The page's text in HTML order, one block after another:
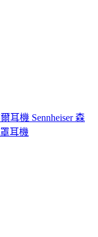
耳機 Sennheiser 森
耳機